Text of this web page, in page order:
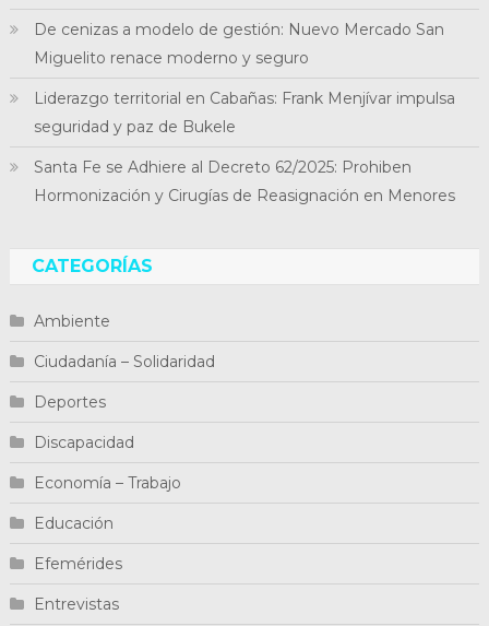
De cenizas a modelo de gestión: Nuevo Mercado San
Miguelito renace moderno y seguro
Liderazgo territorial en Cabañas: Frank Menjívar impulsa
seguridad y paz de Bukele
Santa Fe se Adhiere al Decreto 62/2025: Prohiben
Hormonización y Cirugías de Reasignación en Menores
CATEGORÍAS
Ambiente
Ciudadanía – Solidaridad
Deportes
Discapacidad
Economía – Trabajo
Educación
Efemérides
Entrevistas